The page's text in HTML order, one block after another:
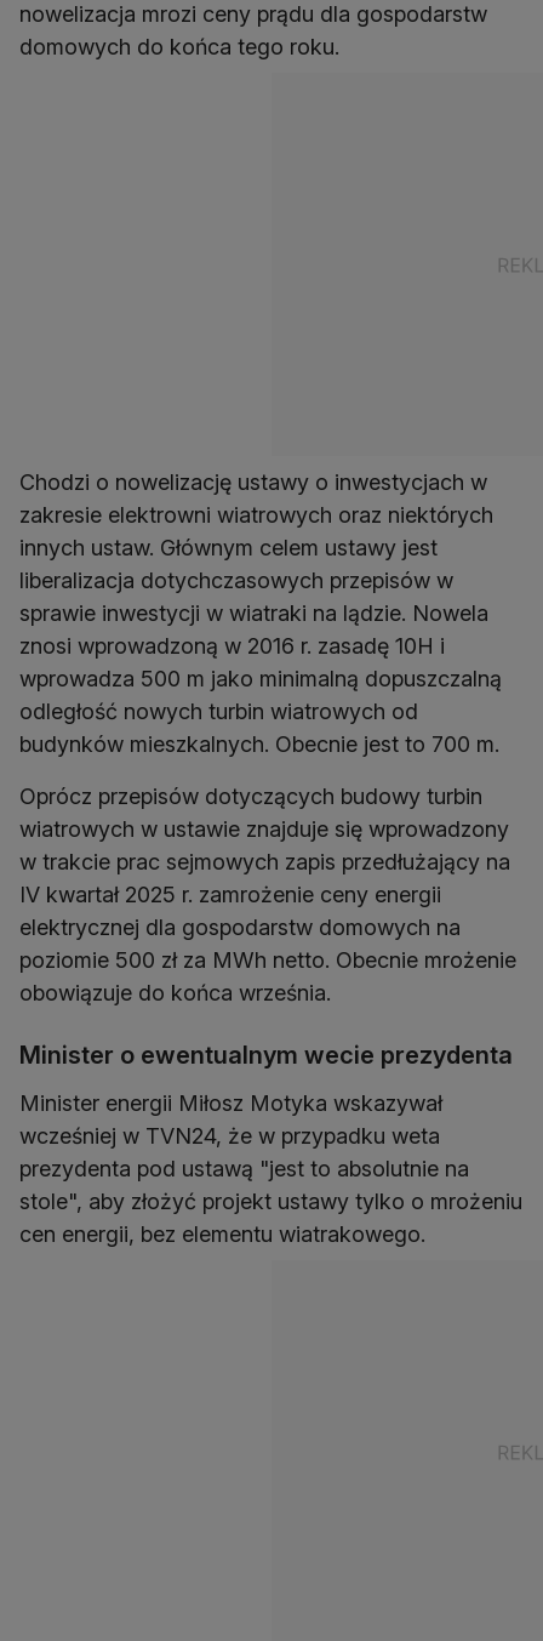
nowelizacja mrozi ceny prądu dla gospodarstw
domowych do końca tego roku.
Chodzi o nowelizację ustawy o inwestycjach w
zakresie elektrowni wiatrowych oraz niektórych
innych ustaw. Głównym celem ustawy jest
liberalizacja dotychczasowych przepisów w
sprawie inwestycji w wiatraki na lądzie. Nowela
znosi wprowadzoną w 2016 r. zasadę 10H i
wprowadza 500 m jako minimalną dopuszczalną
odległość nowych turbin wiatrowych od
budynków mieszkalnych. Obecnie jest to 700 m.
Oprócz przepisów dotyczących budowy turbin
wiatrowych w ustawie znajduje się wprowadzony
w trakcie prac sejmowych zapis przedłużający na
IV kwartał 2025 r. zamrożenie ceny energii
elektrycznej dla gospodarstw domowych na
poziomie 500 zł za MWh netto. Obecnie mrożenie
obowiązuje do końca września.
Minister o ewentualnym wecie prezydenta
Minister energii Miłosz Motyka wskazywał
wcześniej w TVN24, że w przypadku weta
prezydenta pod ustawą "jest to absolutnie na
stole", aby złożyć projekt ustawy tylko o mrożeniu
cen energii, bez elementu wiatrakowego.